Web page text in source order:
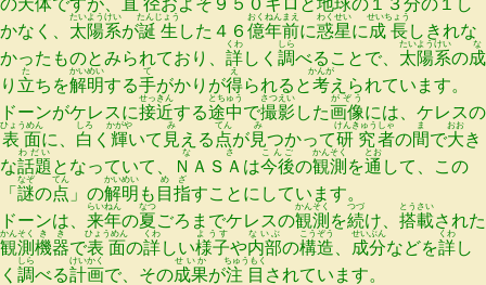
の天体ですが、 直径およそ９５０キロと地球の１３ 分の１し
かなく、 太陽系
たいようけい
が誕生
たんじょう
した４６ 億
おく
年
ねん
前
まえ
に惑星
わくせい
に 成長
せいちょう
しきれな
かったものとみられており、 詳
くわ
しく 調
しら
べることで、 太陽系
たいようけい
の成
な
り 立
た
ちを解明
かいめい
する手
て
がかりが得
え
られると考
かんが
えられています。
ドーンがケレスに接近
せっきん
する途中
とちゅう
で撮影
さつえい
した画像
がぞう
には、ケレスの
表面
ひょうめん
に、 白
しろ
く 輝
かがや
いて 見
み
える 点
てん
が見
み
つかって研究
けんきゅう
者
しゃ
の間
ま
で大
おお
き
な話題
わだい
となっていて、 ＮＡＳＡ
なさ
は今後
こんご
の観測
かんそく
を通
とお
して、この
「 謎
なぞ
の点
てん
」の解明
かいめい
も 目指
めざ
すことにしています。
ドーンは、 来年
らいねん
の夏
なつ
ごろまでケレスの観測
かんそく
を続
つづ
け、 搭載
とうさい
された
観測
かんそく
機器
きき
で表面
ひょうめん
の詳
くわ
しい様子
ようす
や内部
ないぶ
の構造
こうぞう
成分
せいぶん
などを詳
くわ
し
く 調
しら
べる計画
けいかく
で、その成果
せいか
が注目
ちゅうもく
されています。